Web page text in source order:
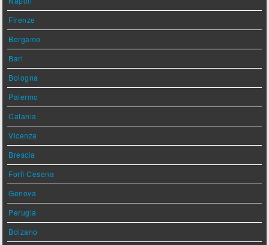
Firenze
Bergamo
Bari
Bologna
Palermo
Catania
Vicenza
Brescia
Forlì Cesena
Genova
Perugia
Bolzano